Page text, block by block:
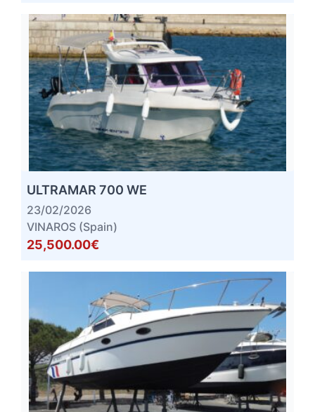
ULTRAMAR 700 WE
23/02/2026
VINAROS (Spain)
25,500.00€